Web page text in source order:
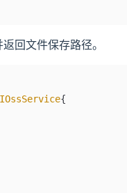
回文件保存路径。
IOssService{